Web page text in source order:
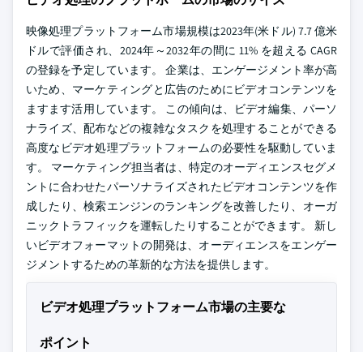
映像処理プラットフォーム市場規模は2023年(米ドル) 7.7 億米
ドルで評価され、2024年～2032年の間に 11% を超える CAGR
の登録を予定しています。 企業は、エンゲージメント率が高
いため、マーケティングと広告のためにビデオコンテンツを
ますます活用しています。 この傾向は、ビデオ編集、パーソ
ナライズ、配布などの複雑なタスクを処理することができる
高度なビデオ処理プラットフォームの必要性を駆動していま
す。 マーケティング担当者は、特定のオーディエンスセグメ
ントに合わせたパーソナライズされたビデオコンテンツを作
成したり、検索エンジンのランキングを改善したり、オーガ
ニックトラフィックを運転したりすることができます。 新し
いビデオフォーマットの開発は、オーディエンスをエンゲー
ジメントするための革新的な方法を提供します。
ビデオ処理プラットフォーム市場の主要な
ポイント